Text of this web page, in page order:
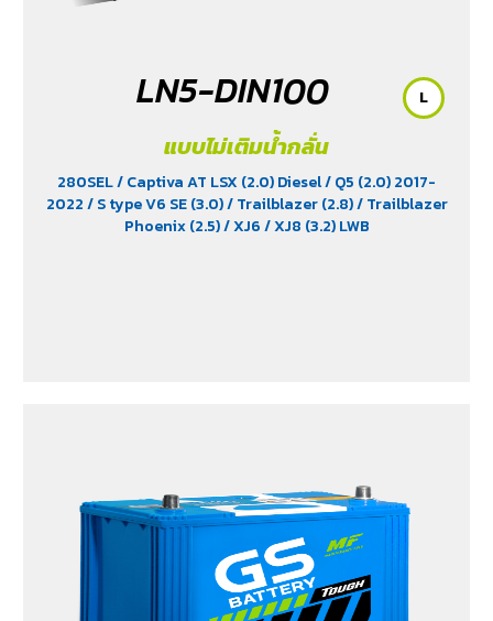
LN5-DIN100
แบบไม่เติมน้ำกลั่น
280SEL/ Captiva AT LSX (2.0) Diesel/ Q5 (2.0) 2017-
2022/ S type V6 SE (3.0)/ Trailblazer (2.8)/ Trailblazer
Phoenix (2.5)/ XJ6/ XJ8 (3.2) LWB
L